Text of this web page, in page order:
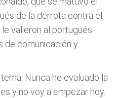
de la derrota contra el
valieron al portugués
de comunicación y
Nunca he evaluado la
y no voy a empezar hoy.